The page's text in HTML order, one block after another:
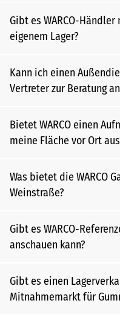
Gibt es WARCO-
eigenem Lager?
Kann ich einen
Vertreter zur Beratung
Bietet WARCO einen
meine Fläche vor Ort
Was bietet die WARCO
Weinstraße?
Gibt es WARCO-
anschauen kann?
Gibt es einen
Mitnahmemarkt für